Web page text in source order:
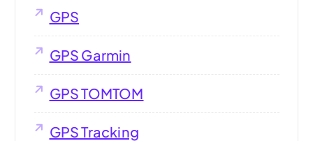
GPS
GPS Garmin
GPS TOMTOM
GPS Tracking